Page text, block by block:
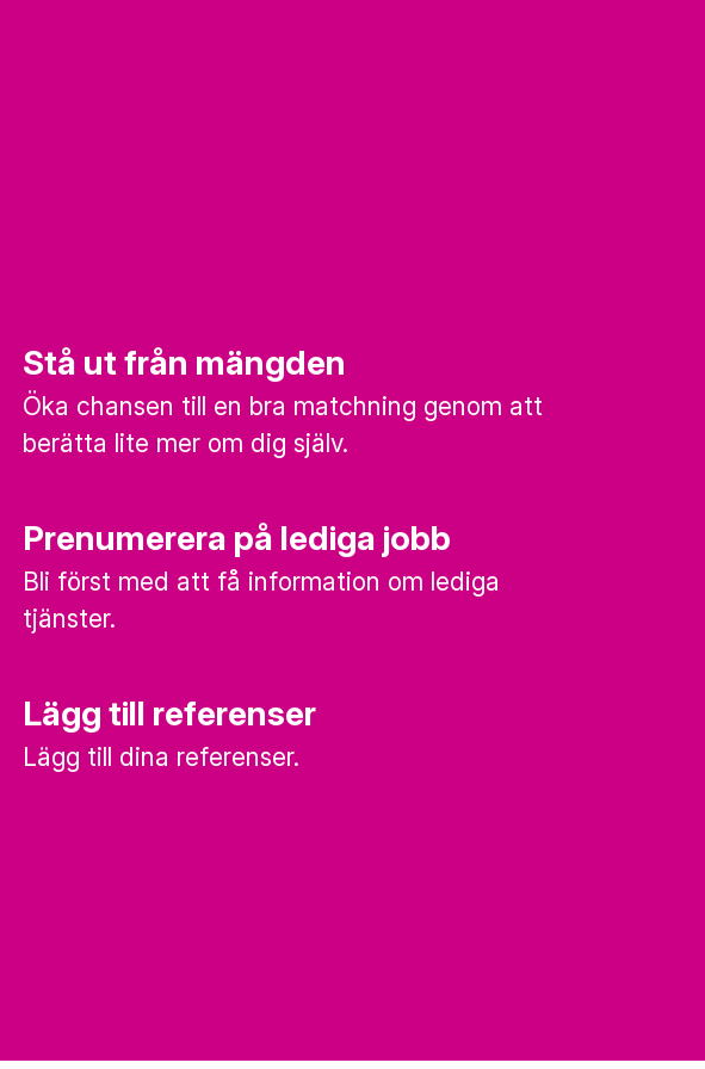
Stå ut från mängden
Öka chansen till en bra matchning genom att
berätta lite mer om dig själv.
Prenumerera på lediga jobb
Bli först med att få information om lediga
tjänster.
Lägg till referenser
Lägg till dina referenser.